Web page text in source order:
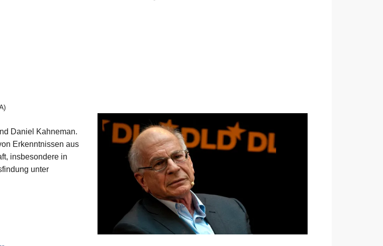
Daniel Kahneman.
Erkenntnissen aus
insbesondere in
unter